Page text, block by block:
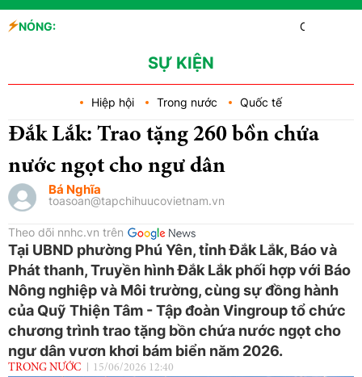
NÓNG:
OAU đưa nhà
SỰ KIỆN
Hiệp hội Trong nước Quốc tế
Đắk Lắk: Trao tặng 260 bồn chứa
nước ngọt cho ngư dân
Bá Nghĩa
toasoan@tapchihuucovietnam.vn
Theo dõi nnhc.vn trên
Tại UBND phường Phú Yên, tỉnh Đắk Lắk, Báo và
Phát thanh, Truyền hình Đắk Lắk phối hợp với Báo
Nông nghiệp và Môi trường, cùng sự đồng hành
của Quỹ Thiện Tâm - Tập đoàn Vingroup tổ chức
chương trình trao tặng bồn chứa nước ngọt cho
ngư dân vươn khơi bám biển năm 2026.
TRONG NƯỚC 15/06/2026 12:40